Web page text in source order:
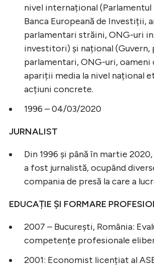
nivel internațional (Parlamentul
Banca Europeană de Investiții,
parlamentari străini, ONG-uri
investitori) și național (Guvern,
parlamentari, ONG-uri, oameni
apariții media la nivel național
acțiuni concrete.
1996 – 04/03/2020
JURNALIST
Din 1996 și până în martie
a fost jurnalistă, ocupând
compania de presă la care a
EDUCAȚIE ȘI FORMARE
2007 – București, România:
competențe profesionale
2001: Economist licențiat al